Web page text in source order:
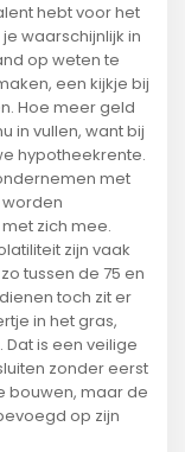
hebt voor het
waarschijnlijk in
op weten te
een kijkje bij
Hoe meer geld
in vullen, want bij
hypotheekrente.
met
zich mee.
zijn vaak
tussen de 75 en
toch zit er
in het gras,
is een veilige
zonder eerst
bouwen, maar de
op zijn